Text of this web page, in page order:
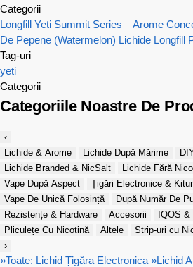
Categorii
Longfill Yeti Summit Series – Arome
De Pepene (Watermelon) Lichide Longfill
Tag-uri
yeti
Categorii
Categoriile Noastre De
‹
Lichide & Arome
Lichide După Mărime
Lichide Branded & NicSalt
Lichide Fără
Vape După Aspect
Țigări Electronice &
Vape De Unică Folosință
După Număr De
Rezistențe & Hardware
Accesorii
IQOS &
Pliculețe Cu Nicotină
Altele
Strip-uri cu
›
»Toate: Lichid Țigăra Electronica »Lichid